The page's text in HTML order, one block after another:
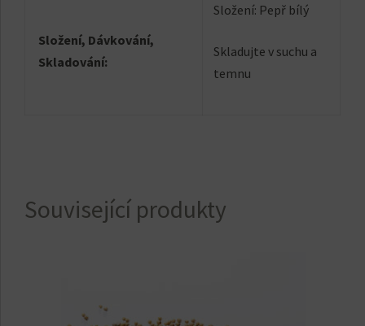
Složení, Dávkování,
Skladování:
Složení: Pepř bílý
Skladujte v suchu a
temnu
Související produkty